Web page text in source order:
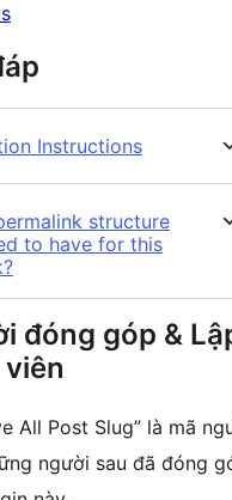
Instructions
structure
to have for this
đóng góp &
All Post Slug” là mã
người sau đã đóng